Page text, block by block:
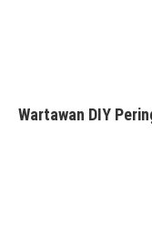
Wartawan DIY